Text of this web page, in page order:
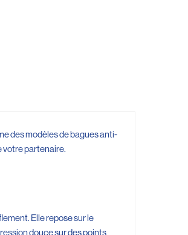
des modèles de bagues anti-
votre partenaire.
Elle repose sur le
douce sur des points